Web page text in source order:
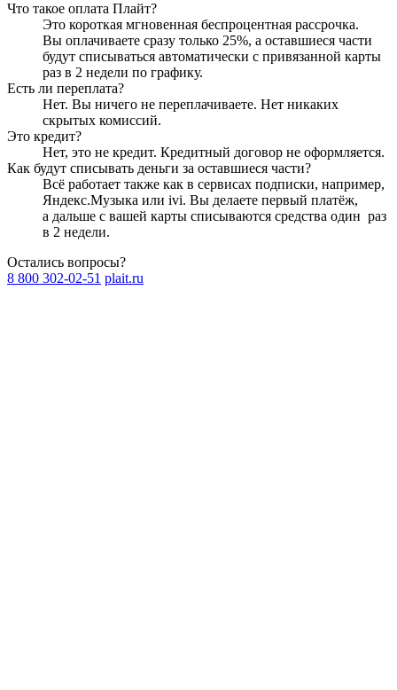
Что такое оплата Плайт?
Это короткая мгновенная беспроцентная рассрочка.
Вы оплачиваете сразу только 25%, а оставшиеся части
будут списываться автоматически с привязанной карты
раз в 2 недели по графику.
Есть ли переплата?
Нет. Вы ничего не переплачиваете. Нет никаких
скрытых комиссий.
Это кредит?
Нет, это не кредит. Кредитный договор не оформляется.
Как будут списывать деньги за оставшиеся части?
Всё работает также как в сервисах подписки, например,
Яндекс.Музыка или ivi. Вы делаете первый платёж,
а дальше с вашей карты списываются средства один раз
в 2 недели.
Остались вопросы?
8 800 302-02-51 plait.ru